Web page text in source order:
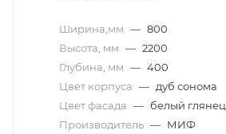
Ширина,мм — 800
Высота, мм — 2200
Глубина, мм — 400
Цвет корпуса — дуб сонома
Цвет фасада — белый глянец
Производитель — МИФ